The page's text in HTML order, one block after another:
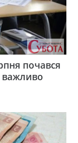
почався
важливо